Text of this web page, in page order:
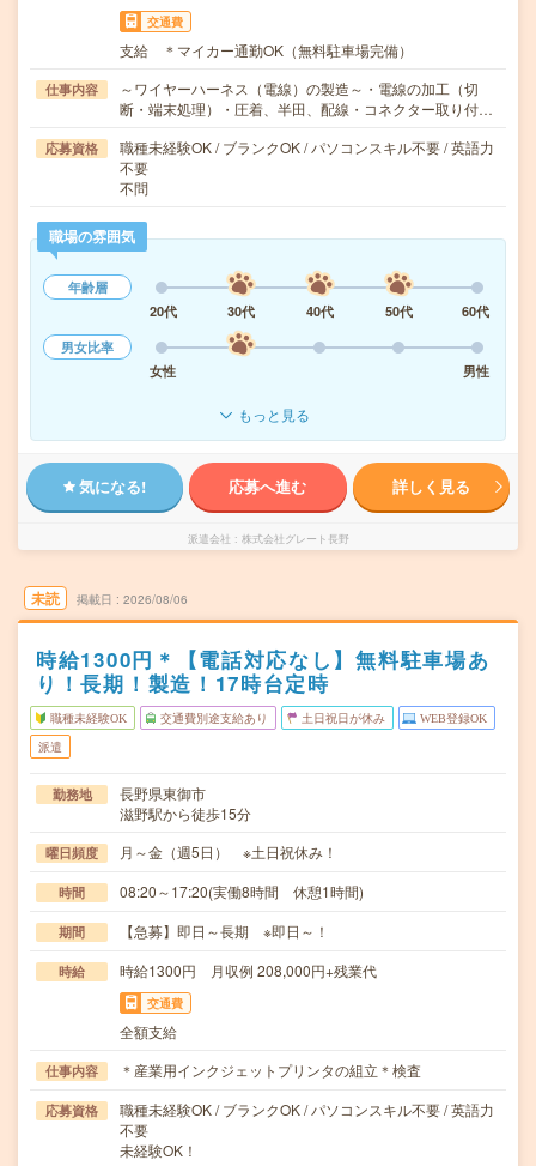
交通費
支給 ＊マイカー通勤OK（無料駐車場完備）
仕事内容
～ワイヤーハーネス（電線）の製造～・電線の加工（切
断・端末処理）・圧着、半田、配線・コネクター取り付…
応募資格
職種未経験OK / ブランクOK / パソコンスキル不要 / 英語力
不要
不問
職場の雰囲気
年齢層
20代
30代 40代 50代
60代
男女比率
女性
男性
もっと見る
気になる! 応募へ進む 詳しく見る
派遣会社 株式会社グレート長野
未読 掲載日 2026/08/06
時給1300円＊【電話対応なし】無料駐車場あ
り！長期！製造！17時台定時
職種未経験OK 交通費別途支給あり 土日祝日が休み WEB登録OK
派遣
勤務地
長野県東御市
滋野駅から徒歩15分
曜日頻度 月～金（週5日） ※土日祝休み！
時間 08:20～17:20(実働8時間 休憩1時間)
期間 【急募】即日～長期 ※即日～！
時給 時給1300円 月収例 208,000円+残業代
交通費
全額支給
仕事内容 ＊産業用インクジェットプリンタの組立＊検査
応募資格
職種未経験OK / ブランクOK / パソコンスキル不要 / 英語力
不要
未経験OK！